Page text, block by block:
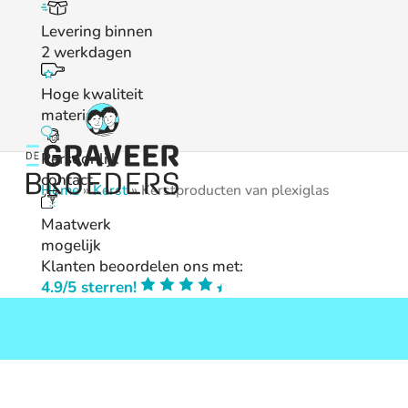
Levering binnen
2 werkdagen
Hoge kwaliteit
materialen
Persoonlijk
contact
Maatwerk
mogelijk
Klanten beoordelen ons met:
4.9/5 sterren!
Home»Kerst» Kerstproducten van plexiglas